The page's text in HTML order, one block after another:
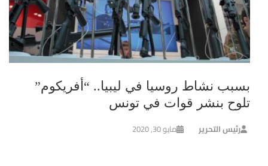
بسبب نشاط روسيا في ليبيا.. “أفريكوم”
تلوح بنشر قوات في تونس
رئيس التحرير مايو 30, 2020